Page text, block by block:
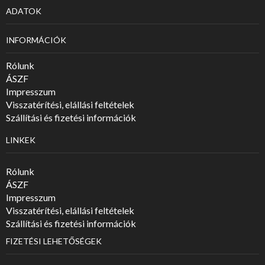
ADATOK
INFORMÁCIÓK
Rólunk
ÁSZF
Impresszum
Visszatérítési, elállási feltételek
Szállítási és fizetési információk
LINKEK
Rólunk
ÁSZF
Impresszum
Visszatérítési, elállási feltételek
Szállítási és fizetési információk
FIZETÉSI LEHETŐSÉGEK